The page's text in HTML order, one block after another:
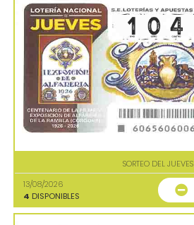
SORTEO DEL JUEVES
13/08/2026
4 DISPONIBLES